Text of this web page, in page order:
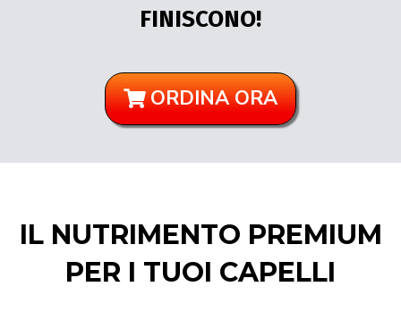
FINISCONO!
ORDINA ORA
IL NUTRIMENTO PREMIUM
PER I TUOI CAPELLI